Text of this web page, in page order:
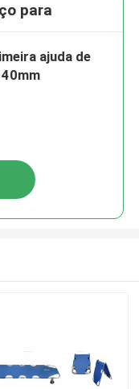
para
ajuda de